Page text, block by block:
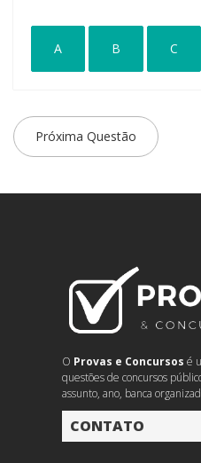
A B C
Próxima Questão
O Provas e Concursos é
questões de concursos
assunto, ano, banca
CONTATO